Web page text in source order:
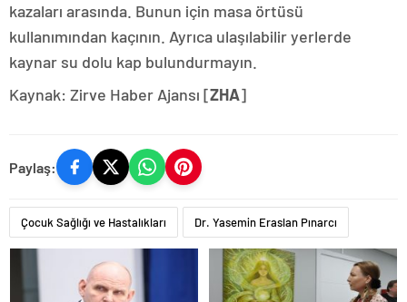
kazaları arasında. Bunun için masa örtüsü
kullanımından kaçının. Ayrıca ulaşılabilir yerlerde
kaynar su dolu kap bulundurmayın.
Kaynak: Zirve Haber Ajansı [ZHA]
Paylaş:
Çocuk Sağlığı ve Hastalıkları Dr. Yasemin Eraslan Pınarcı